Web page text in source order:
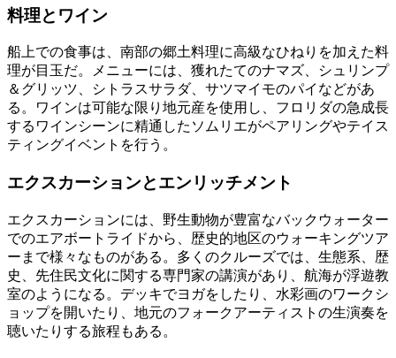
料理とワイン
船上での食事は、南部の郷土料理に高級なひねりを加えた料
理が目玉だ。メニューには、獲れたてのナマズ、シュリンプ
＆グリッツ、シトラスサラダ、サツマイモのパイなどがあ
る。ワインは可能な限り地元産を使用し、フロリダの急成長
するワインシーンに精通したソムリエがペアリングやテイス
ティングイベントを行う。
エクスカーションとエンリッチメント
エクスカーションには、野生動物が豊富なバックウォーター
でのエアボートライドから、歴史的地区のウォーキングツア
ーまで様々なものがある。多くのクルーズでは、生態系、歴
史、先住民文化に関する専門家の講演があり、航海が浮遊教
室のようになる。デッキでヨガをしたり、水彩画のワークシ
ョップを開いたり、地元のフォークアーティストの生演奏を
聴いたりする旅程もある。